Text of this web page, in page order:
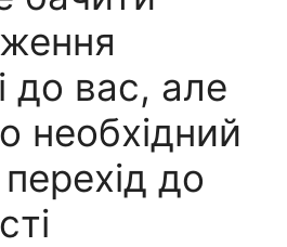
до вас, але
необхідний
до